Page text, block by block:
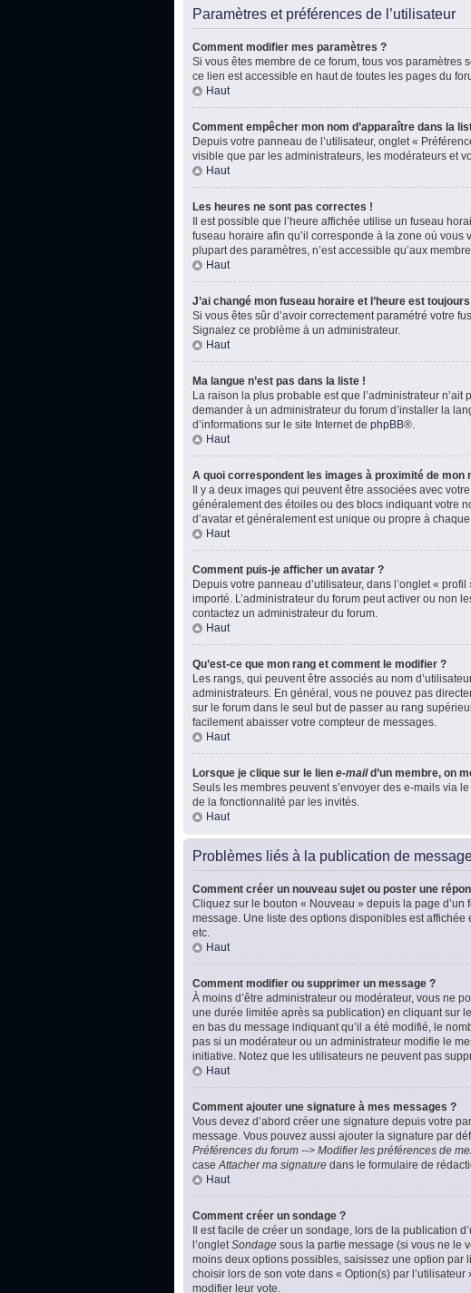
Paramètres et préférences de l’utilisateur
Comment modifier mes paramètres ?
Si vous êtes membre de ce forum, tous vos paramètres
ce lien est accessible en haut de toutes les pages du
Haut
Comment empêcher mon nom d’apparaître dans la
Depuis votre panneau de l’utilisateur, onglet «
visible que par les administrateurs, les modérateurs et
Haut
Les heures ne sont pas correctes !
Il est possible que l’heure affichée utilise un fuseau
fuseau horaire afin qu’il corresponde à la zone où
plupart des paramètres, n’est accessible qu’aux
Haut
J’ai changé mon fuseau horaire et l’heure est
Si vous êtes sûr d’avoir correctement paramétré votre
Signalez ce problème à un administrateur.
Haut
Ma langue n’est pas dans la liste !
La raison la plus probable est que l’administrateur
demander à un administrateur du forum d’installer la
d’informations sur le site Internet de phpBB®.
Haut
A quoi correspondent les images à proximité de mon
Il y a deux images qui peuvent être associées avec
généralement des étoiles ou des blocs indiquant votre
d’avatar et généralement est unique ou propre à
Haut
Comment puis-je afficher un avatar ?
Depuis votre panneau d’utilisateur, dans l’onglet «
importé. L’administrateur du forum peut activer ou non
contactez un administrateur du forum.
Haut
Qu’est-ce que mon rang et comment le modifier ?
Les rangs, qui peuvent être associés au nom
administrateurs. En général, vous ne pouvez pas
sur le forum dans le seul but de passer au rang
facilement abaisser votre compteur de messages.
Haut
Lorsque je clique sur le lien e-maild’un membre, on
Seuls les membres peuvent s’envoyer des e-mails via
de la fonctionnalité par les invités.
Haut
Problèmes liés à la publication de
Comment créer un nouveau sujet ou poster une
Cliquez sur le bouton « Nouveau » depuis la page
message. Une liste des options disponibles est
etc.
Haut
Comment modifier ou supprimer un message ?
À moins d’être administrateur ou modérateur, vous ne
une durée limitée après sa publication) en cliquant sur
en bas du message indiquant qu’il a été modifié, le
pas si un modérateur ou un administrateur modifie le
initiative. Notez que les utilisateurs ne peuvent pas
Haut
Comment ajouter une signature à mes messages ?
Vous devez d’abord créer une signature depuis votre
message. Vous pouvez aussi ajouter la signature par
Préférences du forum --> Modifier les préférences de
caseAttacher ma signature dans le formulaire de
Haut
Comment créer un sondage ?
Il est facile de créer un sondage, lors de la publication
l’ongletSondage sous la partie message (si vous ne le
moins deux options possibles, saisissez une option par
choisir lors de son vote dans « Option(s) par
modifier leur vote.